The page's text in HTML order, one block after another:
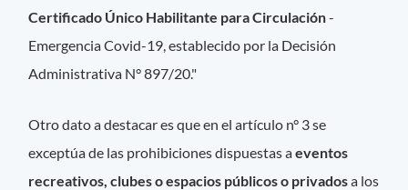
Certificado Único Habilitante para Circulación-
Emergencia Covid-19, establecido por la Decisión
Administrativa N° 897/20."
Otro dato a destacar es que en el artículo n° 3 se
exceptúa de las prohibiciones dispuestas aeventos
recreativos, clubes o espacios públicos o privadosa los